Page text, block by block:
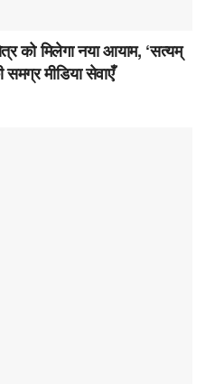
को मिलेगा नया आयाम, ‘सत्यम्
मीडिया सेवाएँ